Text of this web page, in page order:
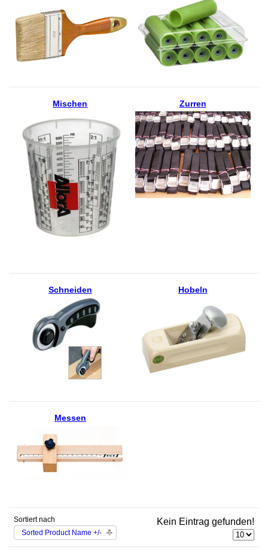
Mischen Zurren
Schneiden Hobeln
Messen
Sortiert nach
Sorted Product Name +/-
Kein Eintrag gefunden!